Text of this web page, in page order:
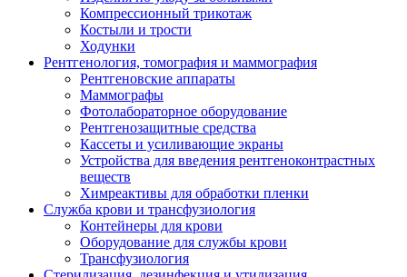
Компрессионный трикотаж
Костыли и трости
Ходунки
Рентгенология, томография и маммография
Рентгеновские аппараты
Маммографы
Фотолабораторное оборудование
Рентгенозащитные средства
Кассеты и усиливающие экраны
Устройства для введения рентгеноконтрастных
веществ
Химреактивы для обработки пленки
Служба крови и трансфузиология
Контейнеры для крови
Оборудование для службы крови
Трансфузиология